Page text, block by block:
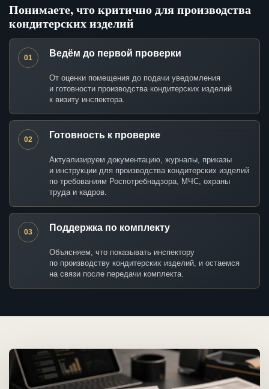
Понимаете, что критично для производства
кондитерских изделий
01 Ведём до первой проверки
От оценки помещения до подачи уведомления
и готовности производства кондитерских изделий
к визиту инспектора.
02 Готовность к проверке
Актуализируем документацию, журналы, приказы
и инструкции для производства кондитерских изделий
по требованиям Роспотребнадзора, МЧС, охраны
труда и кадров.
03 Поддержка по комплекту
Объясняем, что показывать инспектору
по производству кондитерских изделий, и остаемся
на связи после передачи комплекта.